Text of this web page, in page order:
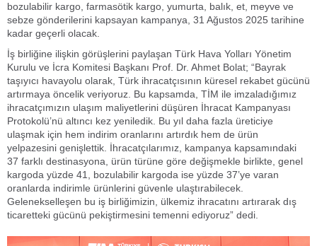
bozulabilir kargo, farmasötik kargo, yumurta, balık, et, meyve ve
sebze gönderilerini kapsayan kampanya, 31 Ağustos 2025 tarihine
kadar geçerli olacak.
İş birliğine ilişkin görüşlerini paylaşan Türk Hava Yolları Yönetim
Kurulu ve İcra Komitesi Başkanı Prof. Dr. Ahmet Bolat; “Bayrak
taşıyıcı havayolu olarak, Türk ihracatçısının küresel rekabet gücünü
artırmaya öncelik veriyoruz. Bu kapsamda, TİM ile imzaladığımız
ihracatçımızın ulaşım maliyetlerini düşüren İhracat Kampanyası
Protokolü’nü altıncı kez yeniledik. Bu yıl daha fazla üreticiye
ulaşmak için hem indirim oranlarını artırdık hem de ürün
yelpazesini genişlettik. İhracatçılarımız, kampanya kapsamındaki
37 farklı destinasyona, ürün türüne göre değişmekle birlikte, genel
kargoda yüzde 41, bozulabilir kargoda ise yüzde 37’ye varan
oranlarda indirimle ürünlerini güvenle ulaştırabilecek.
Gelenekselleşen bu iş birliğimizin, ülkemiz ihracatını artırarak dış
ticaretteki gücünü pekiştirmesini temenni ediyoruz” dedi.